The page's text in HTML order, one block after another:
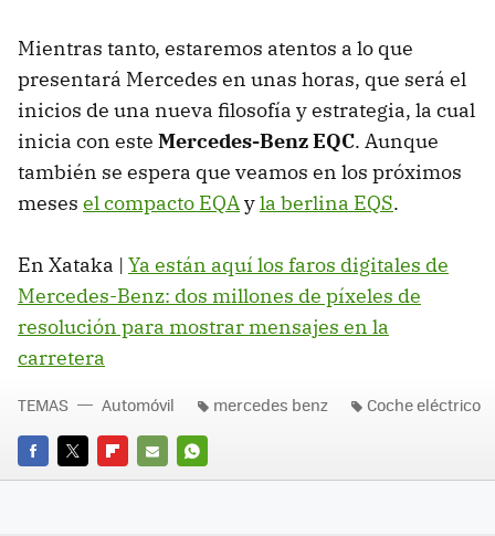
Mientras tanto, estaremos atentos a lo que
presentará Mercedes en unas horas, que será el
inicios de una nueva filosofía y estrategia, la cual
inicia con este Mercedes-Benz EQC. Aunque
también se espera que veamos en los próximos
meses el compacto EQAyla berlina EQS.
En Xataka | Ya están aquí los faros digitales de
Mercedes-Benz: dos millones de píxeles de
resolución para mostrar mensajes en la
carretera
FACEBOOK
TWITTERFLIPBOARD
E-
WHATSAPP
TEMAS Automóvil mercedes benz Coche eléctrico